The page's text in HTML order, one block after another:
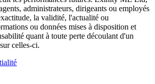
administrateurs, dirigeants ou employés
la validité, l'actualité ou
ou données mises à disposition et
quant à toute perte découlant d'un
celles-ci.